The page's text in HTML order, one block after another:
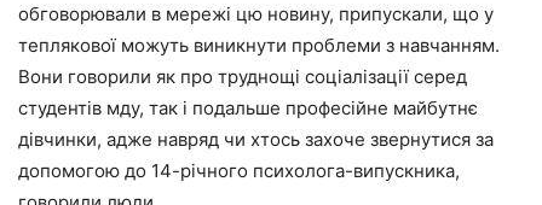
обговорювали в мережі цю новину, припускали, що у
теплякової можуть виникнути проблеми з навчанням.
Вони говорили як про труднощі соціалізації серед
студентів мду, так і подальше професійне майбутнє
дівчинки, адже навряд чи хтось захоче звернутися за
допомогою до 14-річного психолога-випускника,